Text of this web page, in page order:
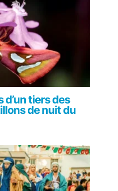
d’un tiers des
de nuit du